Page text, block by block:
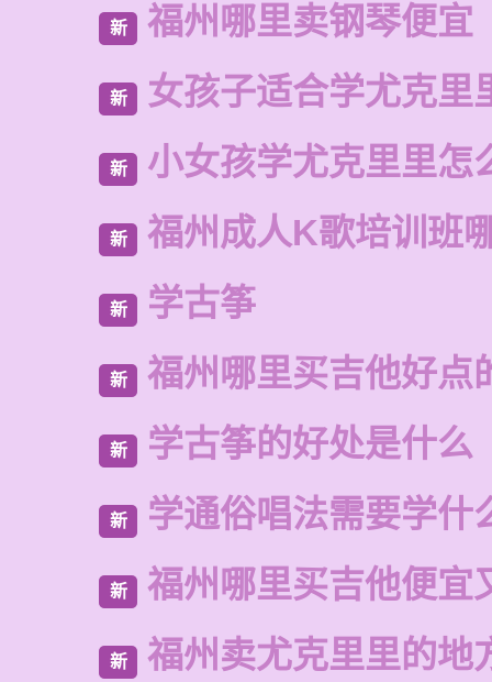
新 福州哪里卖钢琴便宜
新 女孩子适合学尤克里
新 小女孩学尤克里里怎
新 福州成人K歌培训班
新 学古筝
新 福州哪里买吉他好点
新 学古筝的好处是什么
新 学通俗唱法需要学什
新 福州哪里买吉他便宜
新 福州卖尤克里里的地